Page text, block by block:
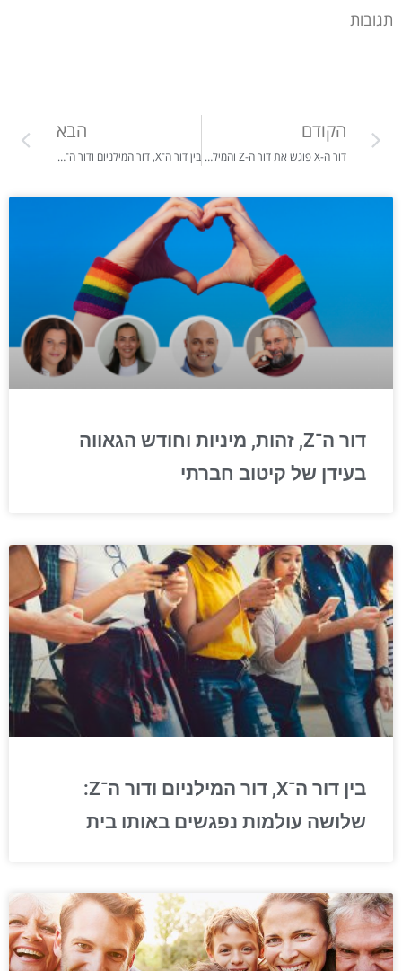
תגובות
הקודם
דור ה-X פוגש את דור ה-Z והמילניום בצל מלחמה, טראומה ורשתות חברתיות
הבא
בין דור ה־X, דור המילניום ודור ה־Z: שלושה עולמות נפגשים באותו בית
דור ה־Z, זהות, מיניות וחודש הגאווה
בעידן של קיטוב חברתי
בין דור ה־X, דור המילניום ודור ה־Z:
שלושה עולמות נפגשים באותו בית